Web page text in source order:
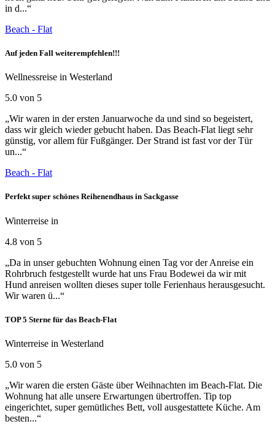
in d...“
Beach - Flat
Auf jeden Fall weiterempfehlen!!!
Wellnessreise in Westerland
5.0 von 5
„Wir waren in der ersten Januarwoche da und sind so begeistert,
dass wir gleich wieder gebucht haben. Das Beach-Flat liegt sehr
günstig, vor allem für Fußgänger. Der Strand ist fast vor der Tür
un...“
Beach - Flat
Perfekt super schönes Reihenendhaus in Sackgasse
Winterreise in
4.8 von 5
„Da in unser gebuchten Wohnung einen Tag vor der Anreise ein
Rohrbruch festgestellt wurde hat uns Frau Bodewei da wir mit
Hund anreisen wollten dieses super tolle Ferienhaus herausgesucht.
Wir waren ü...“
TOP 5 Sterne für das Beach-Flat
Winterreise in Westerland
5.0 von 5
„Wir waren die ersten Gäste über Weihnachten im Beach-Flat. Die
Wohnung hat alle unsere Erwartungen übertroffen. Tip top
eingerichtet, super gemütliches Bett, voll ausgestattete Küche. Am
besten...“